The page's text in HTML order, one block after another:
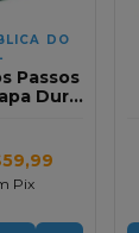
DO
Passos
Dura
Pix